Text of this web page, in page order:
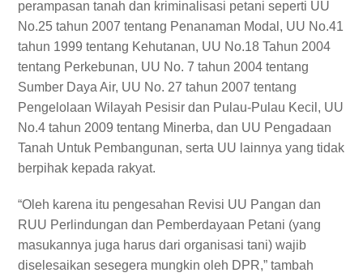
perampasan tanah dan kriminalisasi petani seperti UU
No.25 tahun 2007 tentang Penanaman Modal, UU No.41
tahun 1999 tentang Kehutanan, UU No.18 Tahun 2004
tentang Perkebunan, UU No. 7 tahun 2004 tentang
Sumber Daya Air, UU No. 27 tahun 2007 tentang
Pengelolaan Wilayah Pesisir dan Pulau-Pulau Kecil, UU
No.4 tahun 2009 tentang Minerba, dan UU Pengadaan
Tanah Untuk Pembangunan, serta UU lainnya yang tidak
berpihak kepada rakyat.
“Oleh karena itu pengesahan Revisi UU Pangan dan
RUU Perlindungan dan Pemberdayaan Petani (yang
masukannya juga harus dari organisasi tani) wajib
diselesaikan sesegera mungkin oleh DPR,” tambah